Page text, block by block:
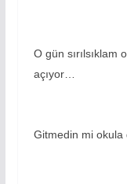
O gün sırılsıklam
açıyor…
Gitmedin mi okula